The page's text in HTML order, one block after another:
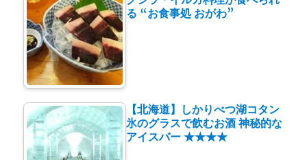
る “お食事処 おがわ”
【北海道】しかりべつ湖コタン
氷のグラスで飲むお酒 神秘的な
アイスバー ★★★★